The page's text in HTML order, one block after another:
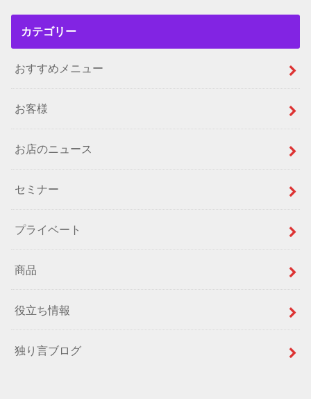
カテゴリー
おすすめメニュー
お客様
お店のニュース
セミナー
プライベート
商品
役立ち情報
独り言ブログ